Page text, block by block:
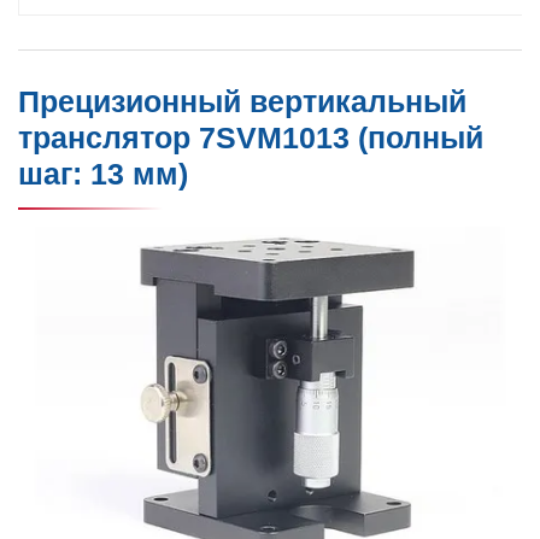
Прецизионный вертикальный
транслятор 7SVM1013 (полный
шаг: 13 мм)